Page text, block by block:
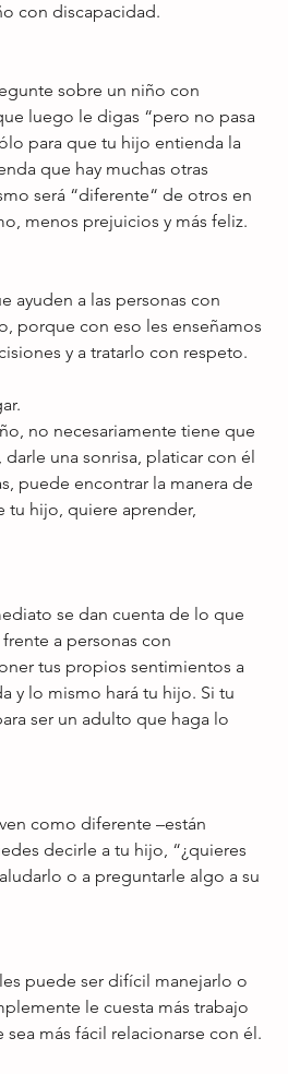
con discapacidad.
sobre un niño con
luego le digas “pero no pasa
para que tu hijo entienda la
que hay muchas otras
será “diferente“ de otros en
menos prejuicios y más feliz.
ayuden a las personas con
porque con eso les enseñamos
y a tratarlo con respeto.
no necesariamente tiene que
una sonrisa, platicar con él
puede encontrar la manera de
tu hijo, quiere aprender,
se dan cuenta de lo que
a personas con
tus propios sentimientos a
y lo mismo hará tu hijo. Si tu
ser un adulto que haga lo
como diferente –están
decirle a tu hijo, “¿quieres
o a preguntarle algo a su
puede ser difícil manejarlo o
le cuesta más trabajo
más fácil relacionarse con él.